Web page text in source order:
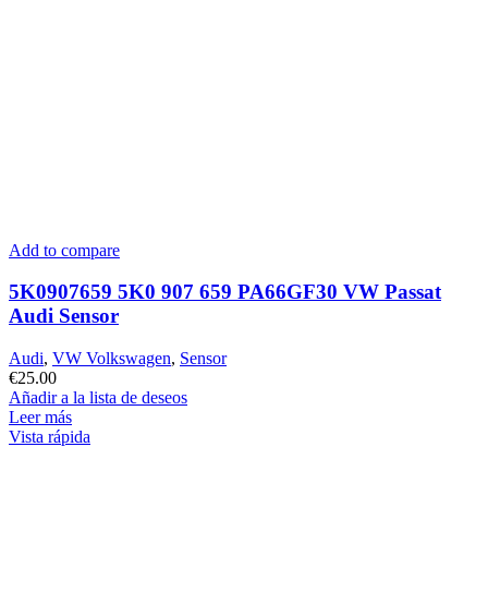
Add to compare
5K0907659 5K0 907 659 PA66GF30 VW Passat
Audi Sensor
Audi, VW Volkswagen, Sensor
€25.00
Añadir a la lista de deseos
Leer más
Vista rápida